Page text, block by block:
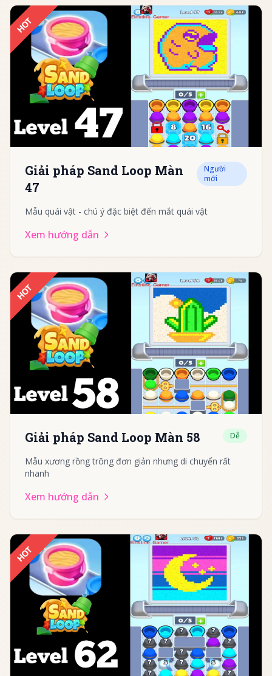
HOT
Giải pháp Sand Loop Màn
47
Người
mới
Mẫu quái vật - chú ý đặc biệt đến mắt quái vật
Xem hướng dẫn
HOT
Giải pháp Sand Loop Màn 58 Dễ
Mẫu xương rồng trông đơn giản nhưng di chuyển rất
nhanh
Xem hướng dẫn
HOT